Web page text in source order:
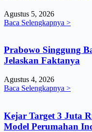
Agustus 5, 2026
Baca Selengkapnya >
Prabowo Singgung
Jelaskan Faktanya
Agustus 4, 2026
Baca Selengkapnya >
Kejar Target 3 Juta
Model Perumahan